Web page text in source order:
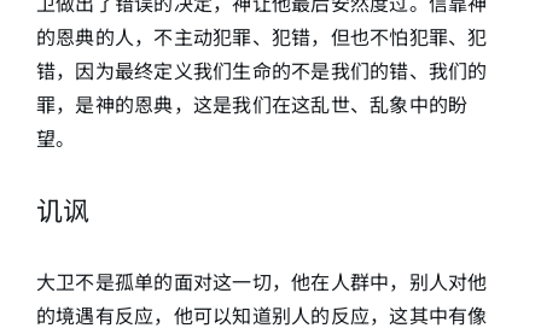
的恩典的人，不主动犯罪、犯错，但也不怕犯罪、犯
错，因为最终定义我们生命的不是我们的错、我们的
罪，是神的恩典，这是我们在这乱世、乱象中的盼
望。
讥讽
大卫不是孤单的面对这一切，他在人群中，别人对他
的境遇有反应，他可以知道别人的反应，这其中有像